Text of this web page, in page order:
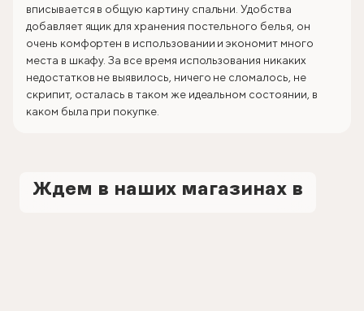
вписывается в общую картину спальни. Удобства
добавляет ящик для хранения постельного белья, он
очень комфортен в использовании и экономит много
места в шкафу. За все время использования никаких
недостатков не выявилось, ничего не сломалось, не
скрипит, осталась в таком же идеальном состоянии, в
каком была при покупке.
Ждем в наших магазинах в